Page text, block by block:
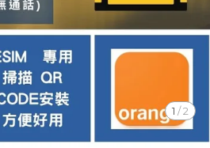
1 /2